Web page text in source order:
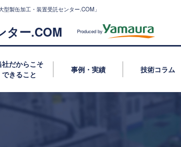
型製缶加工・装置受託センター.COM」
ター.COM Produced by
社だからこそ
できること
事例・実績 技術コラム